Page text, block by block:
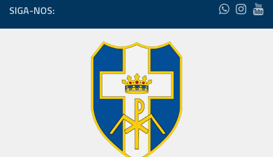
SIGA-NOS: